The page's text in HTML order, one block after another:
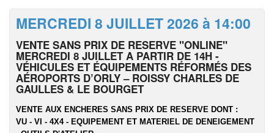
MERCREDI 8 JUILLET 2026 à 14:00
VENTE SANS PRIX DE RESERVE "ONLINE"
MERCREDI 8 JUILLET A PARTIR DE 14H -
VÉHICULES ET ÉQUIPEMENTS RÉFORMÉS DES
AÉROPORTS D’ORLY – ROISSY CHARLES DE
GAULLES & LE BOURGET
VENTE AUX ENCHERES SANS PRIX DE RESERVE DONT :
VU - VI - 4X4 - EQUIPEMENT ET MATERIEL DE DENEIGEMENT